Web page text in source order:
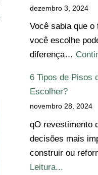
dezembro 3, 2024
Você sabia que o
você escolhe
diferença…
6 Tipos de Pisos
Escolher?
novembro 28, 2024
qO revestimento
decisões mais
construir ou
Leitura...